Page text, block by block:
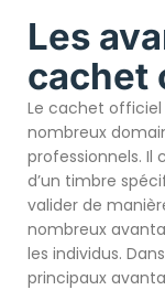
Les
cachet
Le cachet
nombreux
professionnels. Il
d’un timbre
valider de
nombreux
les individus.
principaux